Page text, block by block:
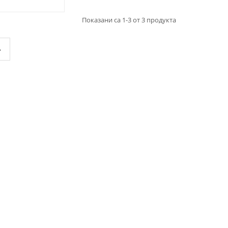
Показани са 1-3 от 3 продукта